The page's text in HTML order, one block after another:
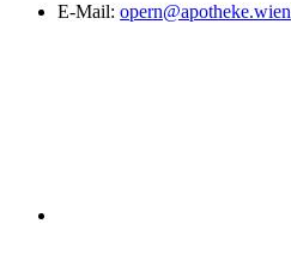
E-Mail: opern@apotheke.wien